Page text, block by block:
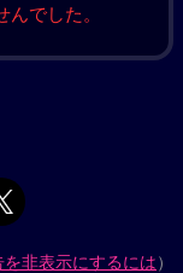
でした。
を非表示にするには）